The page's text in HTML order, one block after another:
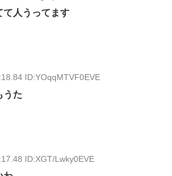
て人うってます
ID:YOqqMTVF0EVE
うた
ID:XGT/Lwky0EVE